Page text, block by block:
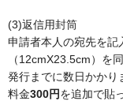
(3)返信用封筒
申請者本人の宛先を記
（12cmX23.5cm）を
発行までに数日かかり
料金300円を追加で貼